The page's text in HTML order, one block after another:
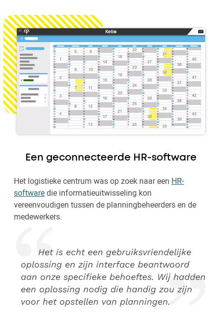
Een geconnecteerde HR-software
Het logistieke centrum was op zoek naar een HR-
softwaredie informatieuitwisseling kon
vereenvoudigen tussen de planningbeheerders en de
medewerkers.
Het is echt een gebruiksvriendelijke
oplossing en zijn interface beantwoord
aan onze specifieke behoeftes. Wij hadden
een oplossing nodig die handig zou zijn
voor het opstellen van planningen.